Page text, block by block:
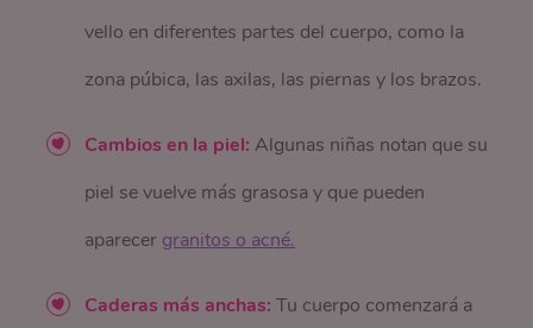
vello en diferentes partes del cuerpo, como la
zona púbica, las axilas, las piernas y los brazos.
Cambios en la piel: Algunas niñas notan que su
piel se vuelve más grasosa y que pueden
aparecer granitos o acné.
Caderas más anchas: Tu cuerpo comenzará a